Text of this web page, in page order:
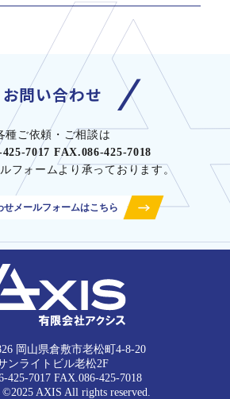
お問い合わせ
種ご依頼・ご相談は
7017 FAX.086-425-7018
フォームより承っております。
せメールフォームはこちら
岡山県倉敷市老松町4-8-20
ンライトビル老松2F
425-7017 FAX.086-425-7018
AXIS All rights reserved.